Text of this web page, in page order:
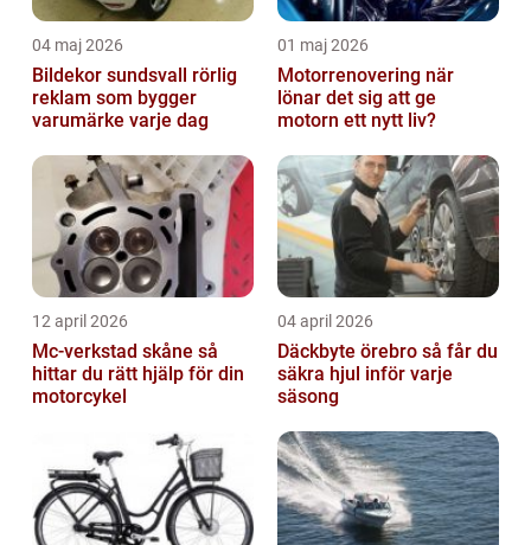
04 maj 2026
Bildekor sundsvall rörlig
reklam som bygger
varumärke varje dag
01 maj 2026
Motorrenovering när
lönar det sig att ge
motorn ett nytt liv?
12 april 2026
Mc-verkstad skåne så
hittar du rätt hjälp för din
motorcykel
04 april 2026
Däckbyte örebro så får du
säkra hjul inför varje
säsong